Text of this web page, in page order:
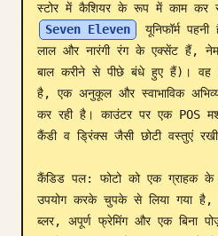
ब्लॉग
अपडेट
स्टोर में कैशियर के रूप में काम कर
Seven Eleven
यूनिफॉर्म
लाल और नारंगी रंग के एक्सेंट हैं,
बाल करीने से पीछे बंधे हुए हैं)। वह
है, एक अनुकूल और स्वाभाविक
कर रही है। काउंटर पर एक POS
कैंडी व ड्रिंक्स जैसी छोटी वस्तुएं
कैंडिड पल: फोटो को एक ग्राहक के
उपयोग करके चुपके से लिया गया है,
ब्लर, अपूर्ण फ्रेमिंग और एक बिना